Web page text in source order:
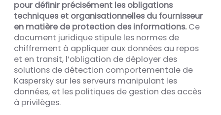
pour définir précisément les obligations
techniques et organisationnelles du fournisseur
en matière de protection des informations. Ce
document juridique stipule les normes de
chiffrement à appliquer aux données au repos
et en transit, l’obligation de déployer des
solutions de détection comportementale de
Kaspersky sur les serveurs manipulant les
données, et les politiques de gestion des accès
à privilèges.